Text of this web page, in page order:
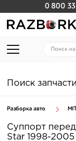
0 800
Поиск запчасти
Разборка авто
Суппорт
Star 1998-